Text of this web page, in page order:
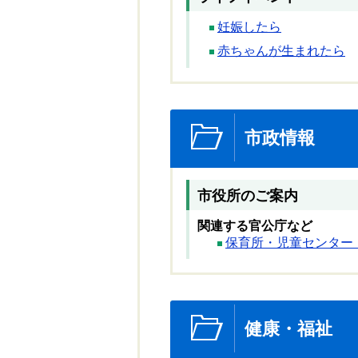
妊娠したら
赤ちゃんが生まれたら
市政情報
市役所のご案内
関連する官公庁など
保育所・児童センタ
健康・福祉